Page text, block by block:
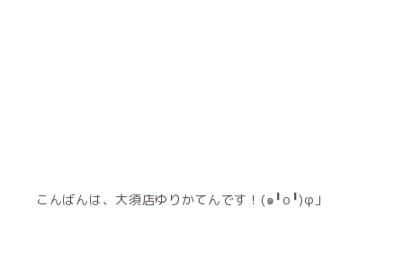
こんばんは、大須店ゆりかてんです！(๑╹o╹)φ」